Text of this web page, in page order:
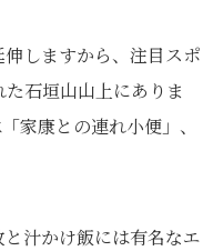
しますから、注目スポ
石垣山山上にありま
家康との連れ小便」、
汁かけ飯には有名なエ